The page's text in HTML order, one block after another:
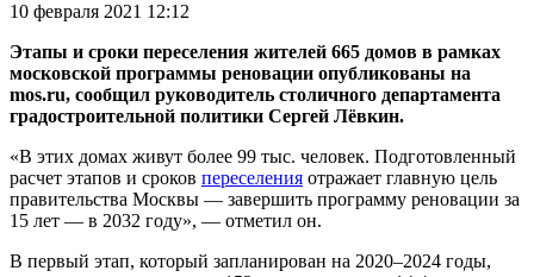
10 февраля 2021 12:12
Этапы и сроки переселения жителей 665 домов в рамках
московской программы реновации опубликованы на
mos.ru, сообщил руководитель столичного департамента
градостроительной политики Сергей Лёвкин.
«В этих домах живут более 99 тыс. человек. Подготовленный
расчет этапов и сроков переселения отражает главную цель
правительства Москвы — завершить программу реновации за
15 лет — в 2032 году», — отметил он.
В первый этап, который запланирован на 2020–2024 годы,